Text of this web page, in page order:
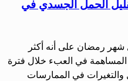
الحمل الجسدي في
شهر رمضان على أنه أكثر
المساهمة في العبء خلال فترة
في الممارسات